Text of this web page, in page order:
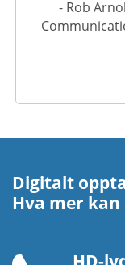
- Rob
Digitalt
Hva mer kan